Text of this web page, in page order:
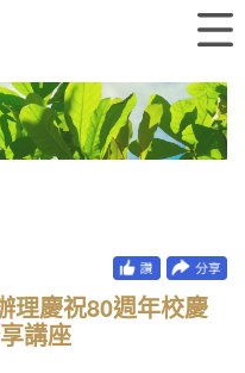
理慶祝80週年校慶
講座